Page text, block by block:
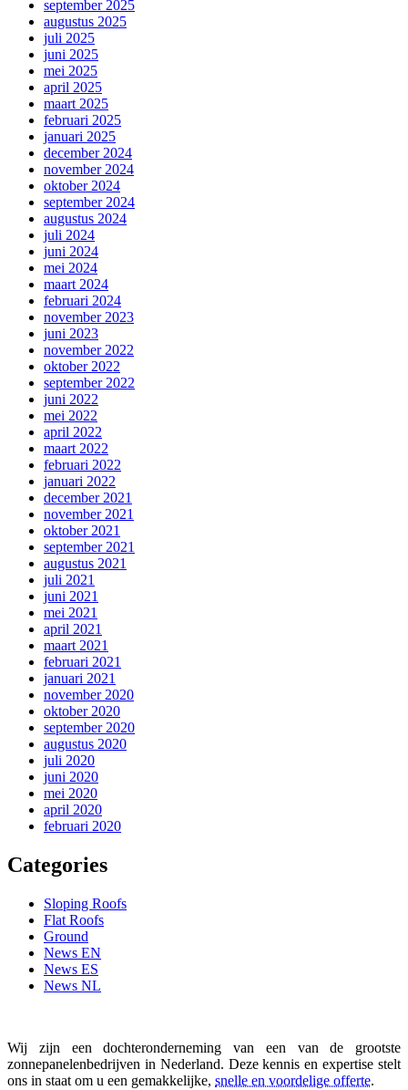
september 2025
augustus 2025
juli 2025
juni 2025
mei 2025
april 2025
maart 2025
februari 2025
januari 2025
december 2024
november 2024
oktober 2024
september 2024
augustus 2024
juli 2024
juni 2024
mei 2024
maart 2024
februari 2024
november 2023
juni 2023
november 2022
oktober 2022
september 2022
juni 2022
mei 2022
april 2022
maart 2022
februari 2022
januari 2022
december 2021
november 2021
oktober 2021
september 2021
augustus 2021
juli 2021
juni 2021
mei 2021
april 2021
maart 2021
februari 2021
januari 2021
november 2020
oktober 2020
september 2020
augustus 2020
juli 2020
juni 2020
mei 2020
april 2020
februari 2020
Categories
Sloping Roofs
Flat Roofs
Ground
News EN
News ES
News NL
Wij zijn een dochteronderneming van een van de grootste
zonnepanelenbedrijven in Nederland. Deze kennis en expertise stelt
ons in staat om u een gemakkelijke, snelle en voordelige offerte.